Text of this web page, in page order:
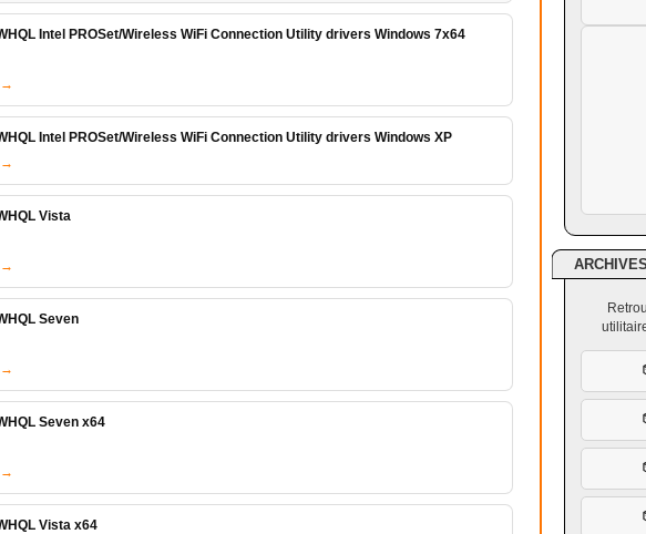
Intel PROSet/Wireless WiFi Connection Utility drivers Windows 7x64
→
Intel PROSet/Wireless WiFi Connection Utility drivers Windows XP
→
Vista
→
Seven
→
Seven x64
→
Vista x64